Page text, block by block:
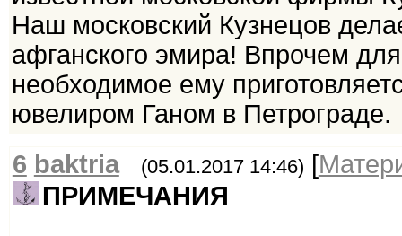
Наш московский Кузнецов
афганского эмира! Впрочем
необходимое ему
ювелиром Ганом в Петрограде.
6 baktria (05.01.2017 14:46) [
ПРИМЕЧАНИЯ